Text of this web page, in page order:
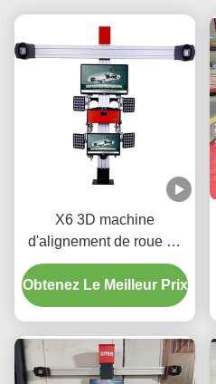
X6 3D machine
d'alignement de roue de
voiture pour atelier
automobile
Obtenez Le Meilleur Prix